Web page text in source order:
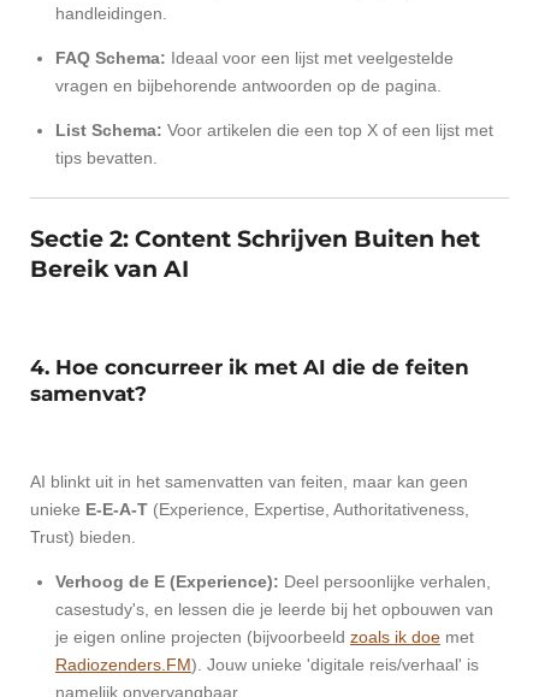
handleidingen.
FAQ Schema: Ideaal voor een lijst met veelgestelde
vragen en bijbehorende antwoorden op de pagina.
List Schema: Voor artikelen die een top X of een lijst met
tips bevatten.
Sectie 2: Content Schrijven Buiten het
Bereik van AI
4. Hoe concurreer ik met AI die de feiten
samenvat?
AI blinkt uit in het samenvatten van feiten, maar kan geen
unieke E-E-A-T (Experience, Expertise, Authoritativeness,
Trust) bieden.
Verhoog de E (Experience): Deel persoonlijke verhalen,
casestudy's, en lessen die je leerde bij het opbouwen van
je eigen online projecten (bijvoorbeeld zoals ik doe met
Radiozenders.FM). Jouw unieke 'digitale reis/verhaal' is
namelijk onvervangbaar.